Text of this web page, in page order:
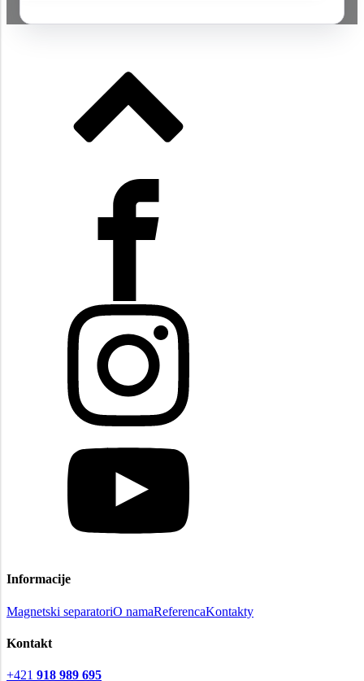
Informacije
Magnetski separatoriO namaReferencaKontakty
Kontakt
+421 918 989 695